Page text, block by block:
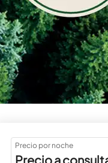
Precio por noche
Precio a